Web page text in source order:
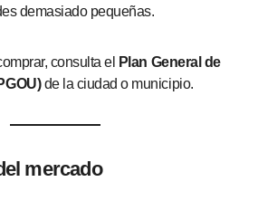
demasiado pequeñas.
consulta el Plan General de
de la ciudad o municipio.
mercado